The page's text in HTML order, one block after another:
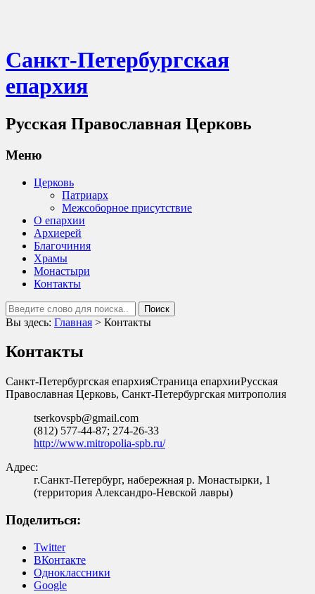
Санкт-Петербургская
епархия
Русская Православная Церковь
Меню
Церковь
Патриарх
Межсоборное присутствие
О епархии
Архиерей
Благочиния
Храмы
Монастыри
Контакты
Вы здесь: Главная > Контакты
Контакты
Санкт-Петербургская епархияСтраница епархииРусская
Православная Церковь, Санкт-Петербургская митрополия
tserkovspb@gmail.com
(812) 577-44-87; 274-26-33
http://www.mitropolia-spb.ru/
Адрес:
г.Санкт-Петербург, набережная р. Монастырки, 1
(территория Александро-Невской лавры)
Поделиться:
Twitter
ВКонтакте
Одноклассники
Google